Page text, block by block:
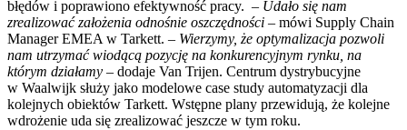
błędów i poprawiono efektywność pracy. – Udało się nam
zrealizować założenia odnośnie oszczędności – mówi Supply Chain
Manager EMEA w Tarkett. – Wierzymy, że optymalizacja pozwoli
nam utrzymać wiodącą pozycję na konkurencyjnym rynku, na
którym działamy – dodaje Van Trijen. Centrum dystrybucyjne
w Waalwijk służy jako modelowe case study automatyzacji dla
kolejnych obiektów Tarkett. Wstępne plany przewidują, że kolejne
wdrożenie uda się zrealizować jeszcze w tym roku.